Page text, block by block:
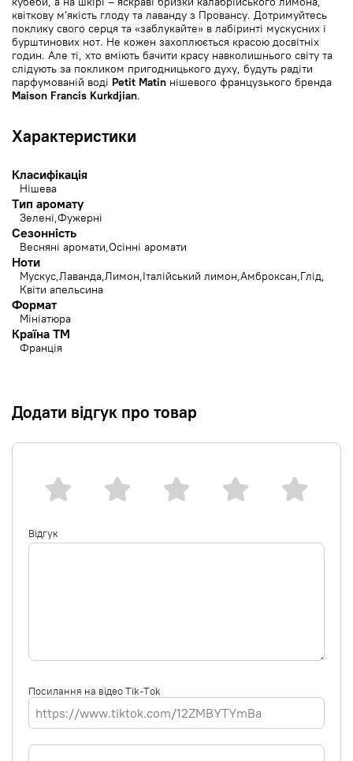
квіткову м'якість глоду та лаванду з Провансу. Дотримуйтесь
поклику свого серця та «заблукайте» в лабіринті мускусних і
бурштинових нот. Не кожен захоплюється красою досвітніх
годин. Але ті, хто вміють бачити красу навколишнього світу та
слідують за покликом пригодницького духу, будуть радіти
парфумованій воді Petit Matin нішевого французького бренда
Maison Francis Kurkdjian.
Характеристики
Класифікація
Нішева
Тип аромату
Зелені Фужерні
Сезонність
Весняні аромати Осінні аромати
Ноти
Мускус Лаванда Лимон Італійський лимон Амброксан Глід
Квіти апельсина
Формат
Мініатюра
Країна ТМ
Франція
Додати відгук про товар
Відгук
Посилання на відео Tik-Tok